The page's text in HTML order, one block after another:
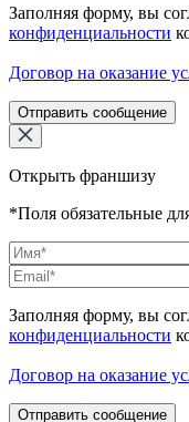
Заполняя форму, вы
конфиденциальности
Договор на оказание
Отправить сообщение
Открыть франшизу
*Поля обязательные
Заполняя форму, вы
конфиденциальности
Договор на оказание
Отправить сообщение